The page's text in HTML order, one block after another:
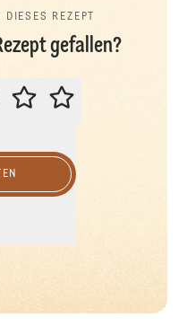
REZEPT
gefallen?
BEWERTEN SIE DIESES